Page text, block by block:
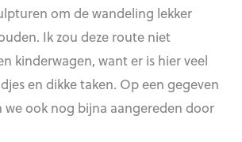
om de wandeling lekker
Ik zou deze route niet
kinderwagen, want er is hier veel
en dikke taken. Op een gegeven
ook nog bijna aangereden door